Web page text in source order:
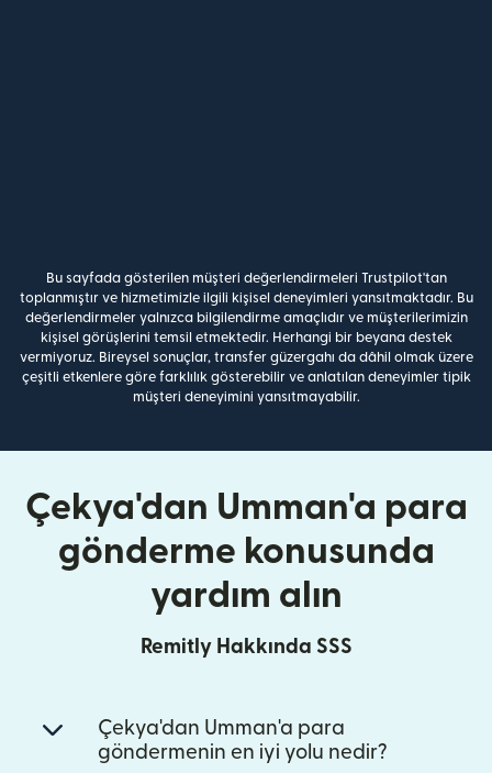
Bu sayfada gösterilen müşteri değerlendirmeleri Trustpilot'tan
toplanmıştır ve hizmetimizle ilgili kişisel deneyimleri yansıtmaktadır. Bu
değerlendirmeler yalnızca bilgilendirme amaçlıdır ve müşterilerimizin
kişisel görüşlerini temsil etmektedir. Herhangi bir beyana destek
vermiyoruz. Bireysel sonuçlar, transfer güzergahı da dâhil olmak üzere
çeşitli etkenlere göre farklılık gösterebilir ve anlatılan deneyimler tipik
müşteri deneyimini yansıtmayabilir.
Çekya'dan Umman'a para
gönderme konusunda
yardım alın
Remitly Hakkında SSS
Çekya'dan Umman'a para
göndermenin en iyi yolu nedir?